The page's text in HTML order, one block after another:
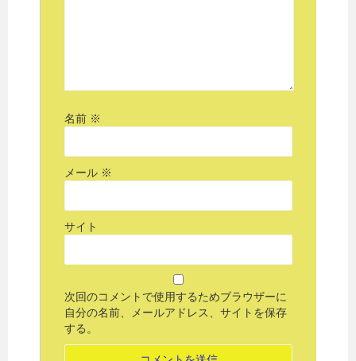
名前 ※
メール ※
サイト
次回のコメントで使用するためブラウザーに
自分の名前、メールアドレス、サイトを保存
する。